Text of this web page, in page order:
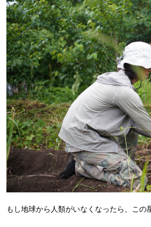
もし地球から人類がいなくなったら、この